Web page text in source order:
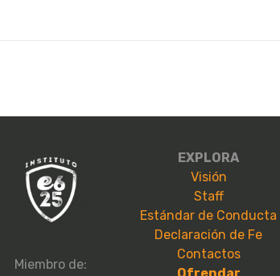
Miembro de:
EXPLORA
Visión
Staff
Estándar de Conducta
Declaración de Fe
Contactos